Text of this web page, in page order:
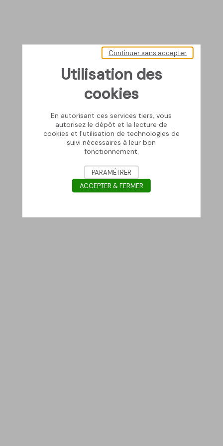
Utilisation des
cookies
En autorisant ces services tiers, vous
autorisez le dépôt et la lecture de
cookies et l'utilisation de technologies de
suivi nécessaires à leur bon
fonctionnement.
Continuer sans accepter
PARAMÉTRER
ACCEPTER & FERMER